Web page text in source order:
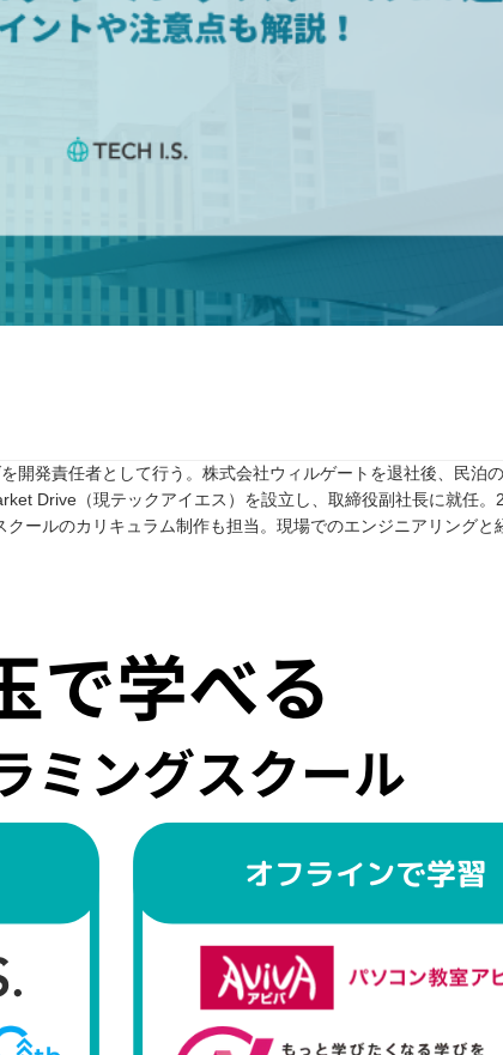
開発責任者として行う。株式会社ウィルゲートを退社後、民泊
Drive（現テックアイエス）を設立し、取締役副社長に就任。
ールのカリキュラム制作も担当。現場でのエンジニアリングと